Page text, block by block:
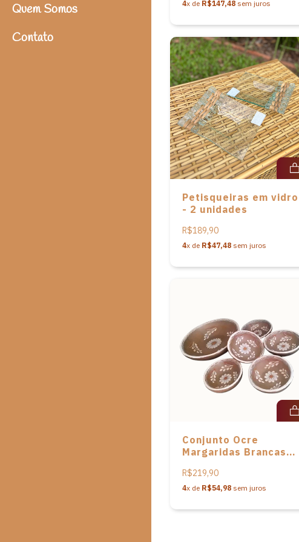
Quem Somos
Contato
4x de R$147,48 sem juros
Petisqueiras em vidro
- 2 unidades
R$189,90
4x de R$47,48 sem juros
Conjunto Ocre
Margaridas Brancas
redondas em
cerâmica da
Artesãos de Coqueiro
R$219,90
4x de R$54,98 sem juros